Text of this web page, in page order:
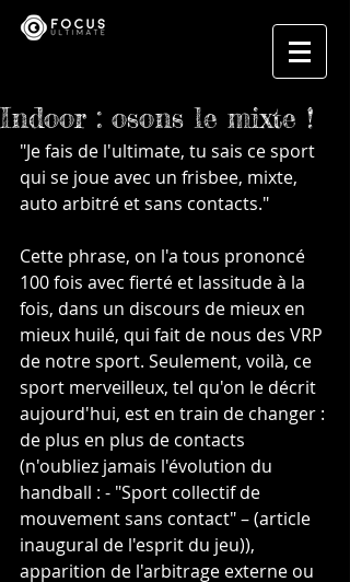
Indoor : osons le mixte !
"Je fais de l'ultimate, tu sais ce sport
qui se joue avec un frisbee, mixte,
auto arbitré et sans contacts."
Cette phrase, on l'a tous prononcé
100 fois avec fierté et lassitude à la
fois, dans un discours de mieux en
mieux huilé, qui fait de nous des VRP
de notre sport. Seulement, voilà, ce
sport merveilleux, tel qu'on le décrit
aujourd'hui, est en train de changer :
de plus en plus de contacts
(n'oubliez jamais l'évolution du
handball : - "Sport collectif de
mouvement sans contact" – (article
inaugural de l'esprit du jeu)),
apparition de l'arbitrage externe ou